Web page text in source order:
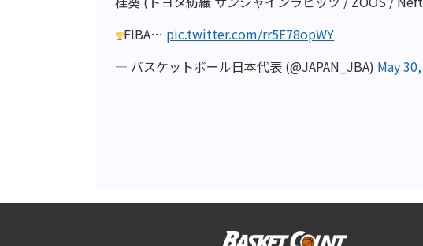
FIBA… pic.twitter.com/rr5E78opWY
— バスケットボール日本代表 (@JAPAN_JBA) May